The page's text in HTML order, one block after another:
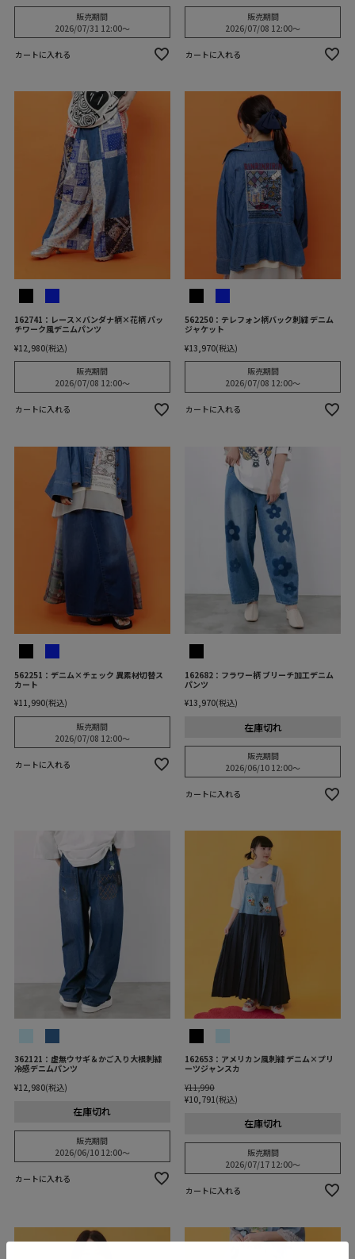
販売期間
2026/07/31 12:00〜
カートに入れる
販売期間
2026/07/08 12:00〜
カートに入れる
162741：レース×バンダナ柄×花柄 パッ
チワーク風デニムパンツ
¥12,980 税込
販売期間
2026/07/08 12:00〜
カートに入れる
562250：テレフォン柄バック刺繍 デニム
ジャケット
¥13,970 税込
販売期間
2026/07/08 12:00〜
カートに入れる
562251：デニム×チェック 異素材切替ス
カート
¥11,990 税込
販売期間
2026/07/08 12:00〜
カートに入れる
162682：フラワー柄 ブリーチ加工デニム
パンツ
¥13,970 税込
在庫切れ
販売期間
2026/06/10 12:00〜
カートに入れる
362121：虚無ウサギ＆かご入り大根刺繍
冷感デニムパンツ
¥12,980 税込
在庫切れ
販売期間
2026/06/10 12:00〜
カートに入れる
162653：アメリカン風刺繍 デニム×プリ
ーツジャンスカ
¥11,990
¥10,791 税込
在庫切れ
販売期間
2026/07/17 12:00〜
カートに入れる